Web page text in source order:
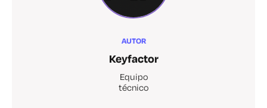
AUTOR
Keyfactor
Equipo
técnico